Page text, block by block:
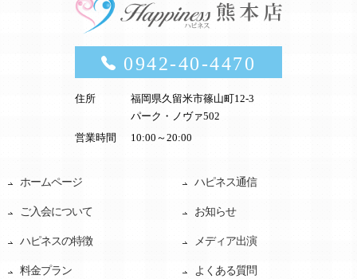
0942-40-4470
住所
福岡県久留米市篠山町12-3
パーク・ノヴァ502
営業時間
10:00～20:00
ホームページ
ご入会について
ハピネスの特徴
料金プラン
ハピネス通信
お知らせ
メディア出演
よくある質問